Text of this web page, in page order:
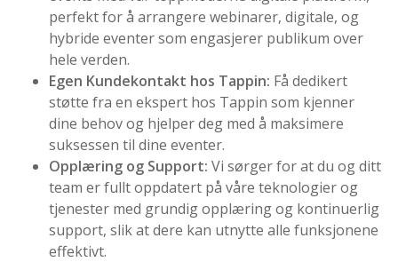
perfekt for å arrangere webinarer, digitale, og
hybride eventer som engasjerer publikum over
hele verden.
Egen Kundekontakt hos Tappin: Få dedikert
støtte fra en ekspert hos Tappin som kjenner
dine behov og hjelper deg med å maksimere
suksessen til dine eventer.
Opplæring og Support: Vi sørger for at du og ditt
team er fullt oppdatert på våre teknologier og
tjenester med grundig opplæring og kontinuerlig
support, slik at dere kan utnytte alle funksjonene
effektivt.